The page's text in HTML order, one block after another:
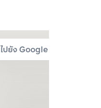
ไปยัง Google Map